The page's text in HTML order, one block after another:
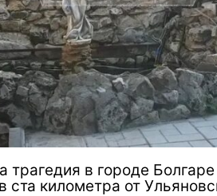
в городе Болгаре
ста километра от